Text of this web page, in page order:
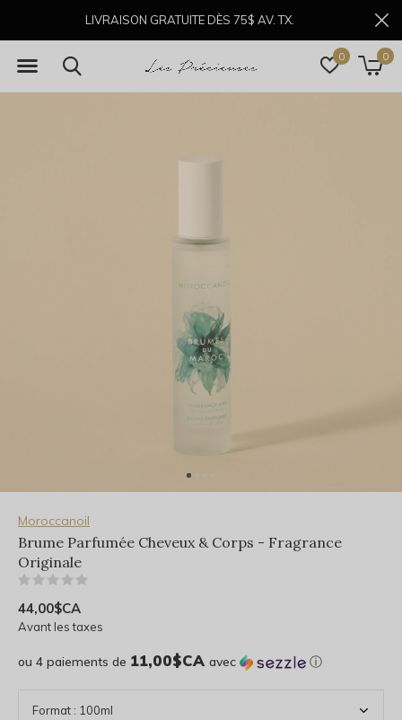
0 0
LIVRAISON GRATUITE DÈS 75$ AV. TX.
Moroccanoil
Brume Parfumée Cheveux & Corps - Fragrance
Originale
44,00$CA
Avant les taxes
ou 4 paiements de 11,00$CA avec ⓘ